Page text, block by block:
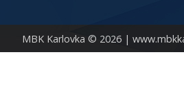
MBK Karlovka © 2026 |